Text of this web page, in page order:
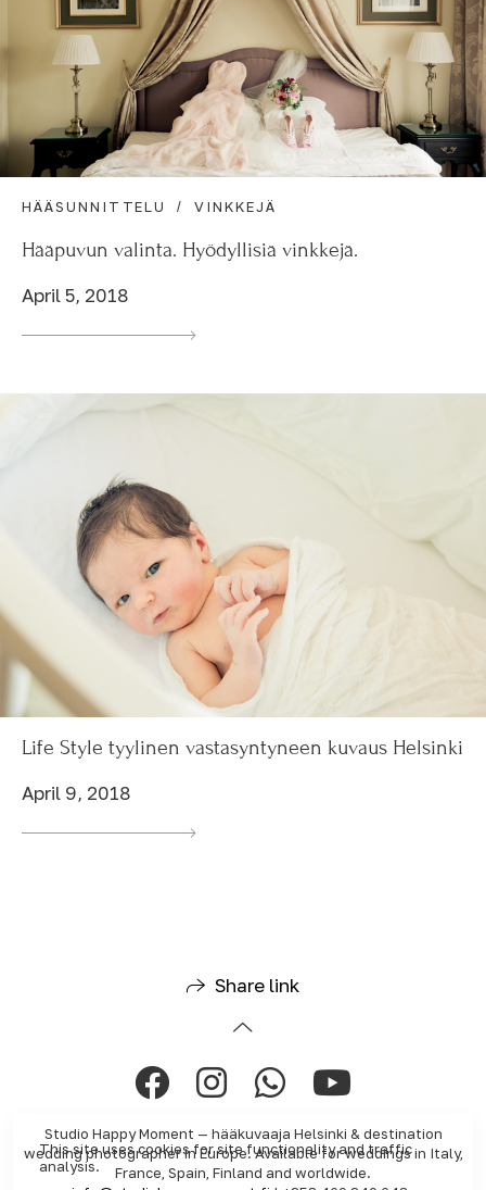
HÄÄSUNNITTELU VINKKEJÄ
Hääpuvun valinta. Hyödyllisiä vinkkejä.
April 5, 2018
Life Style tyylinen vastasyntyneen kuvaus Helsinki
April 9, 2018
Share link
Studio Happy Moment — hääkuvaaja Helsinki & destination
wedding photographer in Europe. Available for weddings in Italy,
France, Spain, Finland and worldwide.
This site uses cookies for site functionality and traffic
analysis.